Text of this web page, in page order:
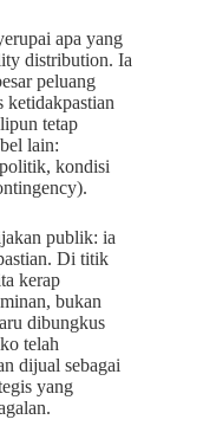
apa yang
distribution. Ia
peluang
ketidakpastian
tetap
lain:
kondisi
publik: ia
Di titik
kerap
bukan
dibungkus
telah
dijual sebagai
yang